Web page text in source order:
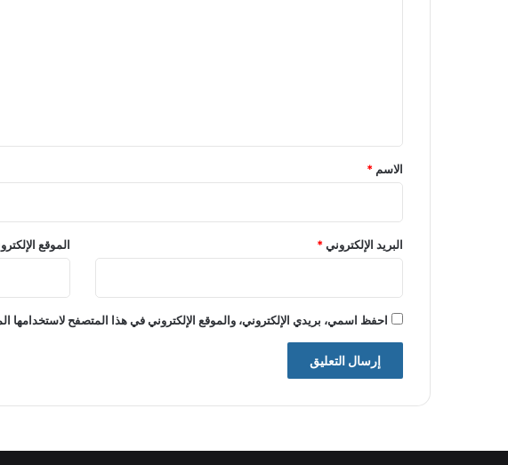
*
الاسم *
البريد الإلكتروني* الموقع
احفظ اسمي، بريدي الإلكتروني، والموقع الإلكتروني في هذا المتصفح لاستخدامها